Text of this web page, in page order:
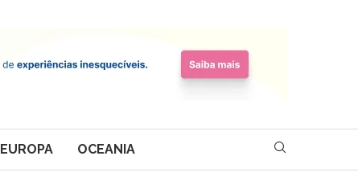
EUROPA OCEANIA